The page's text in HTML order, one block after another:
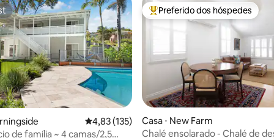
4,83 de uma avaliação média de 5, 135
4,83 (135)
de família ~ 4 camas/2,5
Entre os melhores preferidos
Preferido dos hóspedes
Casa ⋅ New Farm
Chalé ensolarado - Chalé de